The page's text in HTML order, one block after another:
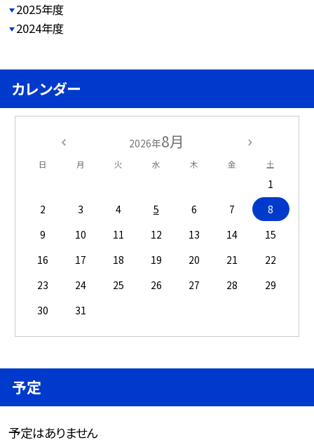
2025年度
2024年度
カレンダー
2026年8月
日 月 火 水 木 金 土
1
2
3 4 5 6 7
8
9
10 11 12 13 14
15
16
17 18 19 20 21
22
23
24 25 26 27 28
29
30
31
予定
予定はありません